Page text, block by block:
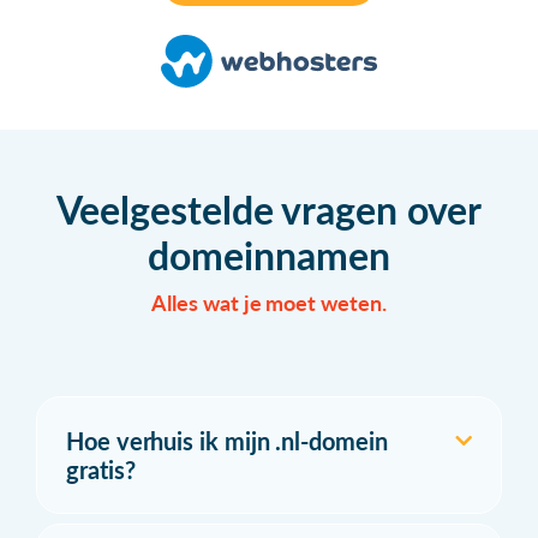
Veelgestelde vragen over
domeinnamen
Alles wat je moet weten.
Hoe verhuis ik mijn .nl-domein
gratis?